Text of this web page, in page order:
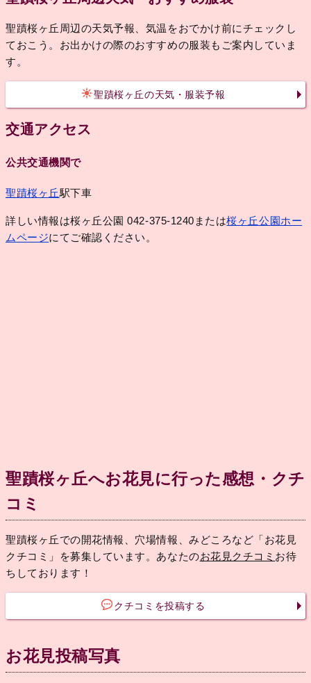
聖蹟桜ヶ丘周辺の天気予報、気温をおでかけ前にチェックし
ておこう。お出かけの際のおすすめの服装もご案内していま
す。
聖蹟桜ヶ丘の天気・服装予報
交通アクセス
公共交通機関で
聖蹟桜ヶ丘駅下車
詳しい情報は桜ヶ丘公園 042-375-1240または桜ヶ丘公園ホー
ムページにてご確認ください。
聖蹟桜ヶ丘へお花見に行った感想・クチ
コミ
聖蹟桜ヶ丘での開花情報、穴場情報、みどころなど「お花見
クチコミ」を募集しています。あなたのお花見クチコミ お待
ちしております！
クチコミを投稿する
お花見投稿写真